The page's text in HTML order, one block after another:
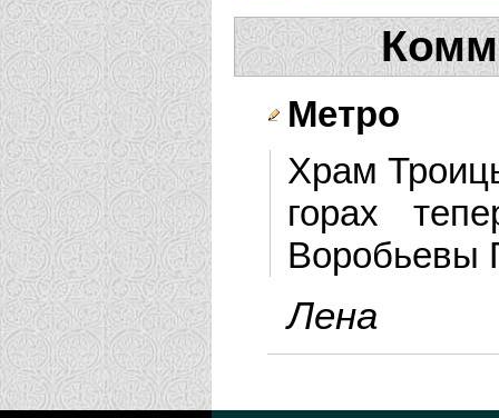
Метро
Храм
горах
Воробьевы
Лена